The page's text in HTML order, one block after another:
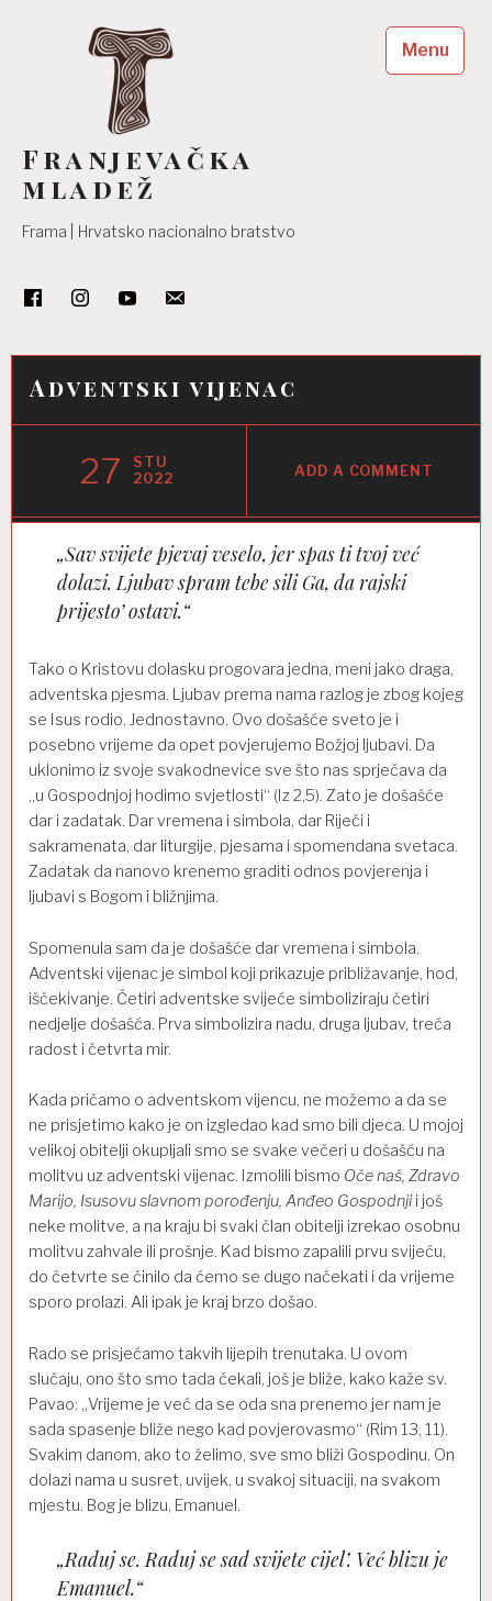
Franjevačka
mladež
Frama | Hrvatsko nacionalno bratstvo
Menu
Adventski vijenac
27
STU
2022
ADD A COMMENT
„Sav svijete pjevaj veselo, jer spas ti tvoj već
dolazi. Ljubav spram tebe sili Ga, da rajski
prijesto’ ostavi.“
Tako o Kristovu dolasku progovara jedna, meni jako draga,
adventska pjesma. Ljubav prema nama razlog je zbog kojeg
se Isus rodio. Jednostavno. Ovo došašće sveto je i
posebno vrijeme da opet povjerujemo Božjoj ljubavi. Da
uklonimo iz svoje svakodnevice sve što nas sprječava da
„u Gospodnjoj hodimo svjetlosti“ (Iz 2,5). Zato je došašće
dar i zadatak. Dar vremena i simbola, dar Riječi i
sakramenata, dar liturgije, pjesama i spomendana svetaca.
Zadatak da nanovo krenemo graditi odnos povjerenja i
ljubavi s Bogom i bližnjima.
Spomenula sam da je došašće dar vremena i simbola.
Adventski vijenac je simbol koji prikazuje približavanje, hod,
iščekivanje. Četiri adventske svijeće simboliziraju četiri
nedjelje došašća. Prva simbolizira nadu, druga ljubav, treća
radost i četvrta mir.
Kada pričamo o adventskom vijencu, ne možemo a da se
ne prisjetimo kako je on izgledao kad smo bili djeca. U mojoj
velikoj obitelji okupljali smo se svake večeri u došašću na
molitvu uz adventski vijenac. Izmolili bismo Oče naš, Zdravo
Marijo, Isusovu slavnom porođenju, Anđeo Gospodnji i još
neke molitve, a na kraju bi svaki član obitelji izrekao osobnu
molitvu zahvale ili prošnje. Kad bismo zapalili prvu svijeću,
do četvrte se činilo da ćemo se dugo načekati i da vrijeme
sporo prolazi. Ali ipak je kraj brzo došao.
Rado se prisjećamo takvih lijepih trenutaka. U ovom
slučaju, ono što smo tada čekali, još je bliže, kako kaže sv.
Pavao: „Vrijeme je već da se oda sna prenemo jer nam je
sada spasenje bliže nego kad povjerovasmo“ (Rim 13, 11).
Svakim danom, ako to želimo, sve smo bliži Gospodinu. On
dolazi nama u susret, uvijek, u svakoj situaciji, na svakom
mjestu. Bog je blizu, Emanuel.
„Raduj se. Raduj se sad svijete cijel’. Već blizu je
Emanuel.“